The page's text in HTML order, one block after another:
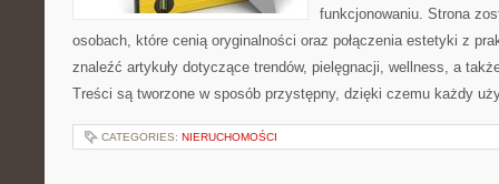
funkcjonowaniu. Strona
osobach, które cenią oryginalności oraz połączenia estetyki z
znaleźć artykuły dotyczące trendów, pielęgnacji, wellness, a
Treści są tworzone w sposób przystępny, dzięki czemu każdy
CATEGORIES: NIERUCHOMOŚCI